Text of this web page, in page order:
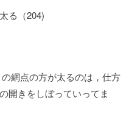
る（204)
網点の方が太るのは，仕方
開きをしぼっていってま